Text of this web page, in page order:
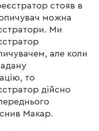
стояв в
можна
Ми
але коли
то
дійсно
Макар.